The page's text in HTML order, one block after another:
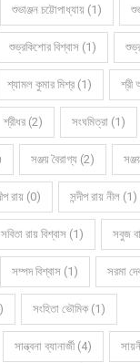
শুভাঞ্জন চট্টোপাধ্যায় (1)
শুভ্রকিশোর বিশ্বাস (1)
শ্যামল কুমার মিশ্র (1) শ্রী
শ্রীধর (2) সংঘমিত্রা (1)
সঞ্জয় বৈরাগ্য (2)
রায় (0) সন্দীপ রায় নীল (1)
সবিতা রায় বিশ্বাস (1) সবুজ
সম্পদ বিশ্বাস (1) সরমা
সংহিতা ভৌমিক (1)
সান্ত্বনা ব্যানার্জী (4)